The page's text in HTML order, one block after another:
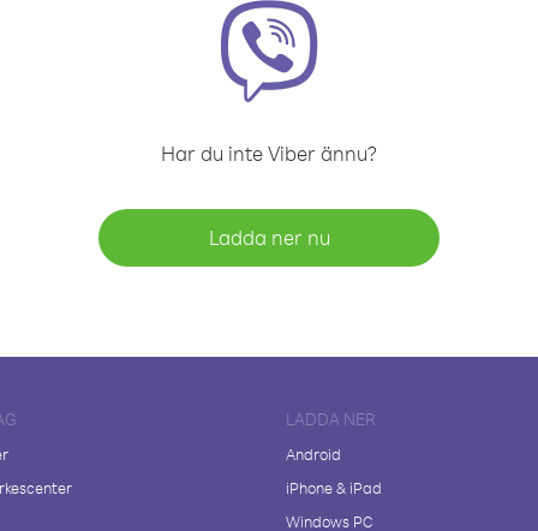
Har du inte Viber ännu?
Ladda ner nu
LADDA NER
Android
iPhone & iPad
Windows PC